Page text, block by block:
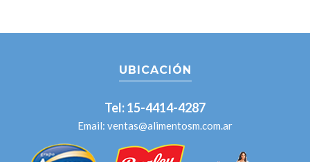
UBICACIÓN
Tel: 15-4414-4287
Email: ventas@alimentosm.com.ar